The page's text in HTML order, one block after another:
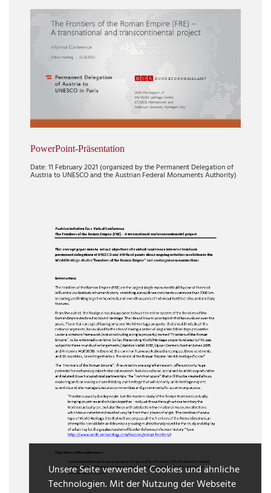
Unsere Seite verwendet Cookies und ähnliche
Technologien. Mit der Nutzung der Webseite
PowerPoint-Präsentation
Date: 11 February 2021 (organized by the Permanent Delegation of
Austria to UNESCO and the Austrian Federal Monuments Authority)